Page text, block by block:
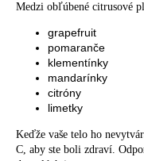
Medzi obľúbené citrusové
grapefruit
pomaranče
klementínky
mandarínky
citróny
limetky
Keďže vaše telo ho
C, aby ste boli zdraví.